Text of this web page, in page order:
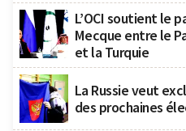
L’OCI soutient le
Mecque entre le
et la Turquie
La Russie veut
des prochaines